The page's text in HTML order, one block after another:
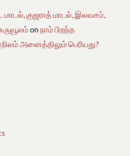
மாடல், குஜராத் மாடல், இலவசம்,
onநாம் பிறந்த
அனைத்திலும் பெரியது?